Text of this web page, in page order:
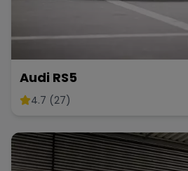
Audi RS5
4.7 (27)